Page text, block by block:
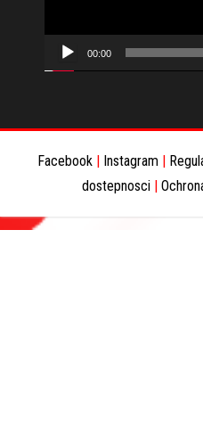
00:00
Facebook Instagram
dostepnosci